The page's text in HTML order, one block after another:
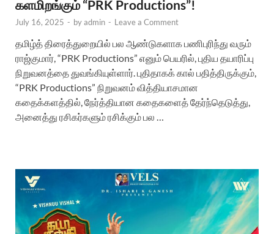
களமிறங்கும் “PRK Productions”!
July 16, 2025 - byadmin - Leave a Comment
தமிழ்த் திரைத்துறையில் பல ஆண்டுகளாக பணிபுரிந்து வரும்
ராஜ்குமார், “PRK Productions” எனும் பெயரில், புதிய தயாரிப்பு
நிறுவனத்தை துவங்கியுள்ளார். புதிதாகக் கால் பதித்திருக்கும்,
“PRK Productions” நிறுவனம் வித்தியாசமான
கதைக்களத்தில், நேர்த்தியான கதைகளைத் தேர்ந்தெடுத்து,
அனைத்து ரசிகர்களும் ரசிக்கும் பல …